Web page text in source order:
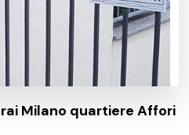
Milano quartiere Affori